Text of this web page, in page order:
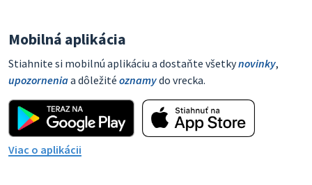
Mobilná aplikácia
Stiahnite si mobilnú aplikáciu a dostaňte všetkynovinky,
upozorneniaa dôležité oznamydo vrecka.
Viac o aplikácii